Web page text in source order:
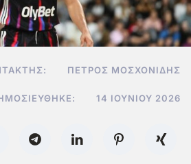
ΠΈΤΡΟΣ ΜΟΣΧΟΝΊΔΗΣ
14 ΙΟΥΝΊΟΥ 2026